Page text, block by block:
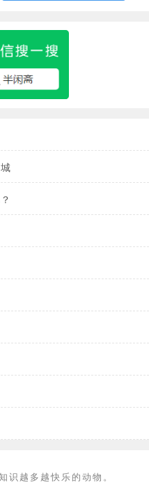
识越多越快乐的动物。